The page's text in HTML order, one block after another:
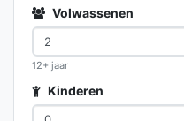
Volwassenen
12+ jaar
Kinderen